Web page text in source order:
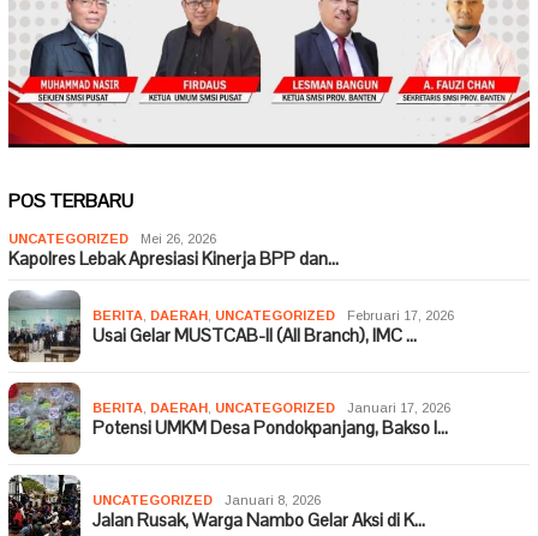
POS TERBARU
UNCATEGORIZED Mei 26, 2026
Kapolres Lebak Apresiasi Kinerja BPP dan…
BERITA, DAERAH , UNCATEGORIZED Februari 17, 2026
Usai Gelar MUSTCAB-II (All Branch), IMC …
BERITA, DAERAH , UNCATEGORIZED Januari 17, 2026
Potensi UMKM Desa Pondokpanjang, Bakso I…
UNCATEGORIZED Januari 8, 2026
Jalan Rusak, Warga Nambo Gelar Aksi di K…